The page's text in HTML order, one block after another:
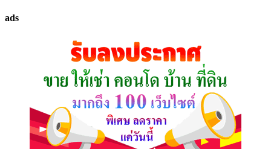
ที่
ads